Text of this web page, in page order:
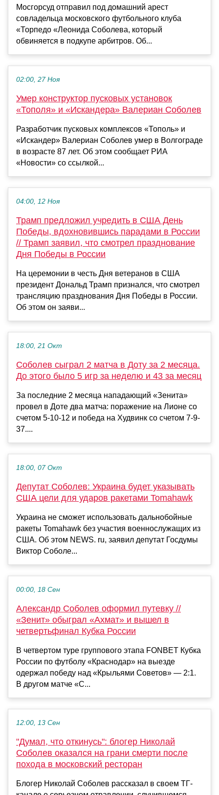
Мосгорсуд отправил под домашний арест
совладельца московского футбольного клуба
«Торпедо «Леонида Соболева, который
обвиняется в подкупе арбитров. Об...
02:00, 27 Ноя
Умер конструктор пусковых установок
«Тополя» и «Искандера» Валериан Соболев
Разработчик пусковых комплексов «Тополь» и
«Искандер» Валериан Соболев умер в Волгограде
в возрасте 87 лет. Об этом сообщает РИА
«Новости» со ссылкой...
04:00, 12 Ноя
Трамп предложил учредить в США День
Победы, вдохновившись парадами в России
// Трамп заявил, что смотрел празднование
Дня Победы в России
На церемонии в честь Дня ветеранов в США
президент Дональд Трамп признался, что смотрел
трансляцию празднования Дня Победы в России.
Об этом он заяви...
18:00, 21 Окт
Соболев сыграл 2 матча в Доту за 2 месяца.
До этого было 5 игр за неделю и 43 за месяц
За последние 2 месяца нападающий «Зенита»
провел в Доте два матча: поражение на Лионе со
счетом 5-10-12 и победа на Худвинк со счетом 7-9-
37....
18:00, 07 Окт
Депутат Соболев: Украина будет указывать
США цели для ударов ракетами Tomahawk
Украина не сможет использовать дальнобойные
ракеты Tomahawk без участия военнослужащих из
США. Об этом NEWS. ru, заявил депутат Госдумы
Виктор Соболе...
00:00, 18 Сен
Александр Соболев оформил путевку //
«Зенит» обыграл «Ахмат» и вышел в
четвертьфинал Кубка России
В четвертом туре группового этапа FONBET Кубка
России по футболу «Краснодар» на выезде
одержал победу над «Крыльями Советов» — 2:1.
В другом матче «С...
12:00, 13 Сен
"Думал, что откинусь": блогер Николай
Соболев оказался на грани смерти после
похода в московский ресторан
Блогер Николай Соболев рассказал в своем ТГ-